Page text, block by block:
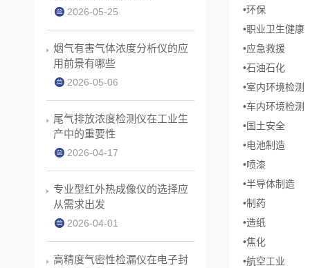
•环保
•职业卫生健康
•应急救援
•石油石化
•室内环境检测
•车内环境检测
•国土安全
•电池制造
•喷漆
•半导体制造
•制药
•造纸
•焦化
•航空工业
2026-05-25
烟气有害气体浓度分析仪的应
用前景有哪些
2026-05-06
尾气排放浓度检测仪在工业生
产中的重要性
2026-04-17
专业型红外热成像仪的选择应
从需求出发
2026-04-01
高精度气密性检漏仪在电子封